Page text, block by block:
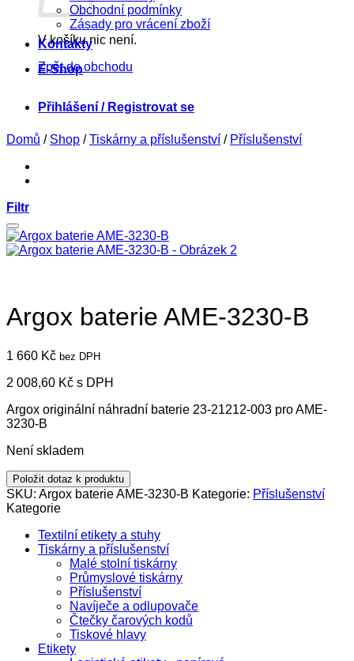
V košíku nic není.
Zpět do obchodu
Obchodní podmínky
Zásady pro vrácení zboží
Kontakty
E-Shop
Přihlášení / Registrovat se
Domů / Shop / Tiskárny a příslušenství / Příslušenství
Filtr
Argox baterie AME-3230-B
1 660 Kč bez DPH
2 008,60 Kč s DPH
Argox originální náhradní baterie 23-21212-003 pro AME-
3230-B
Není skladem
Položit dotaz k produktu
SKU: Argox baterie AME-3230-B Kategorie: Příslušenství
Kategorie
Textilní etikety a stuhy
Tiskárny a příslušenství
Malé stolní tiskárny
Průmyslové tiskárny
Příslušenství
Navíječe a odlupovače
Čtečky čarových kodů
Tiskové hlavy
Etikety